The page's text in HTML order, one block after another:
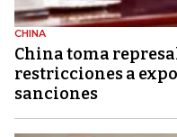
CHINA
China toma
restricciones a
sanciones